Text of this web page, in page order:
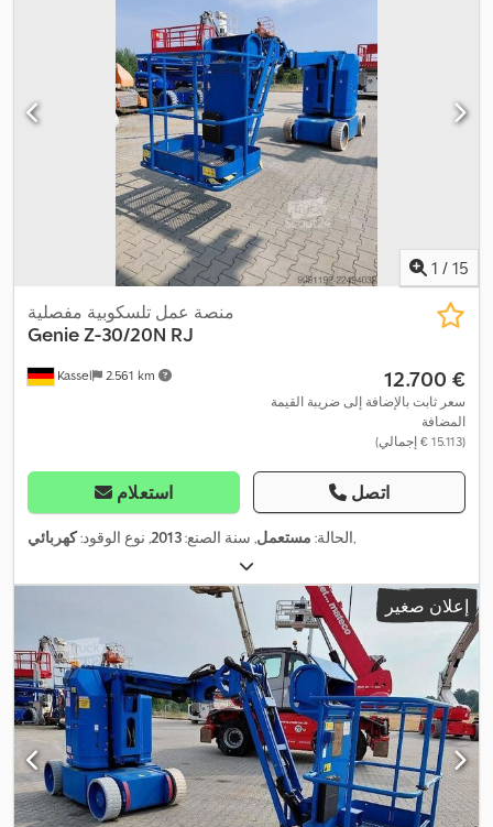
1 / 15
Kassel 2.561 km
منصة عمل تلسكوبية مفصلية
GenieZ-30/20N RJ
‏12.700 €
سعر ثابت بالإضافة إلى ضريبة القيمة
المضافة
(‏15.113 € إجمالي)
استعلام اتصل
الحالة: مستعمل, سنة الصنع:2013, نوع الوقود:كهربائي ,
إعلان صغير